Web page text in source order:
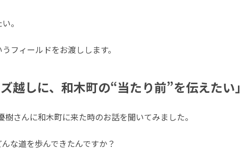
。
フィールドをお渡しします。
越しに、和木町の“当たり前”を伝えたい」
さんに和木町に来た時のお話を聞いてみました。
な道を歩んできたんですか？